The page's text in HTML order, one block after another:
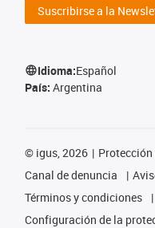
Suscribirse a la
Idioma:Español
País: Argentina
© igus, 2026
Canal de denuncia
Términos y condiciones
Configuración de la